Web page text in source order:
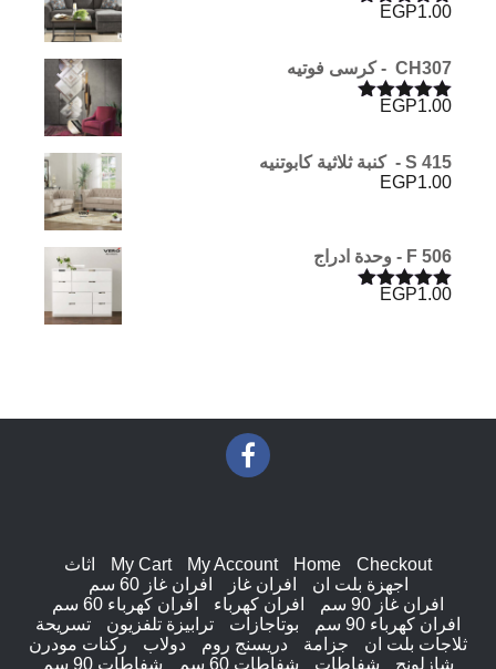
تم التقييم
EGP1.00
CH307 - كرسى فوتيه
تم التقييم
EGP1.00
S 415 - كنبة ثلاثية كابوتنيه
EGP1.00
F 506 - وحدة ادراج
تم التقييم
EGP1.00
Checkout
Home
My Account
My Cart
اثاث
اجهزة بلت ان
افران غاز
افران غاز 60 سم
افران غاز 90 سم
افران كهرباء
افران كهرباء 60 سم
افران كهرباء 90 سم
بوتاجازات ترابيزة تلفزيون
تسريحة
ثلاجات بلت ان
جزامة دريسنج روم دولاب
ركنات مودرن
شازلونج
شفاطات شفاطات 60 سم شفاطات 90 سم